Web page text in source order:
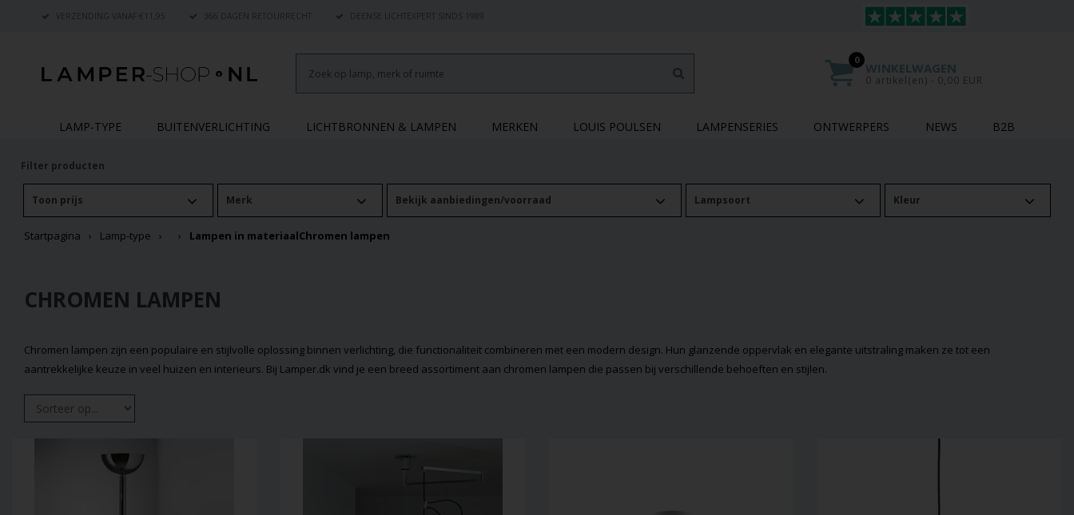
VERZENDING VANAF €11,95 366 DAGEN RETOURRECHT DEENSE LICHTEXPERT SINDS 1989
0
WINKELWAGEN
0 artikel(en) - 0,00 EUR
LAMP-TYPE BUITENVERLICHTING LICHTBRONNEN & LAMPEN MERKEN LOUIS POULSEN LAMPENSERIES ONTWERPERS NEWS B2B
Filter producten
Toon prijs Merk Bekijk aanbiedingen/voorraad Lampsoort Kleur
Startpagina Lamp-type Lampen in materiaalChromen lampen
CHROMEN LAMPEN
Chromen lampen zijn een populaire en stijlvolle oplossing binnen verlichting, die functionaliteit combineren met een modern design. Hun glanzende oppervlak en elegante uitstraling maken ze tot een
aantrekkelijke keuze in veel huizen en interieurs. Bij Lamper.dk vind je een breed assortiment aan chromen lampen die passen bij verschillende behoeften en stijlen.